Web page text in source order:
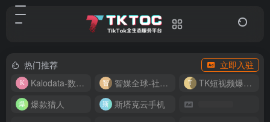
热门推荐
立即入驻
Kalodata-数据分析平台
智媒全球-社媒管理平台
TK短视频爆款复刻
爆款猎人
斯塔克云手机